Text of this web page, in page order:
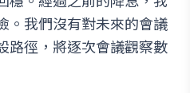
。我們沒有對未來的會議
路徑，將逐次會議觀察數